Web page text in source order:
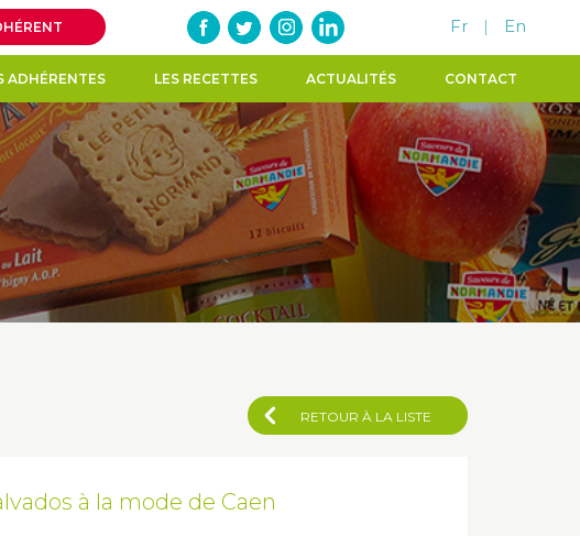
Fr | En
ADHÉRENTES LES RECETTES ACTUALITÉS CONTACT
RETOUR À LA LISTE
à la mode de Caen